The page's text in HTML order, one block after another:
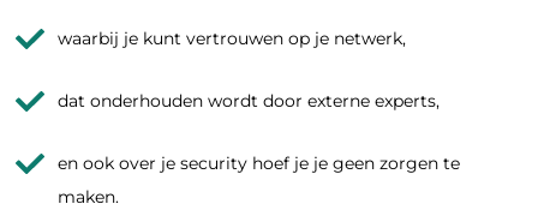
waarbij je kunt vertrouwen op je netwerk,
dat onderhouden wordt door externe experts,
en ook over je security hoef je je geen zorgen te
maken.